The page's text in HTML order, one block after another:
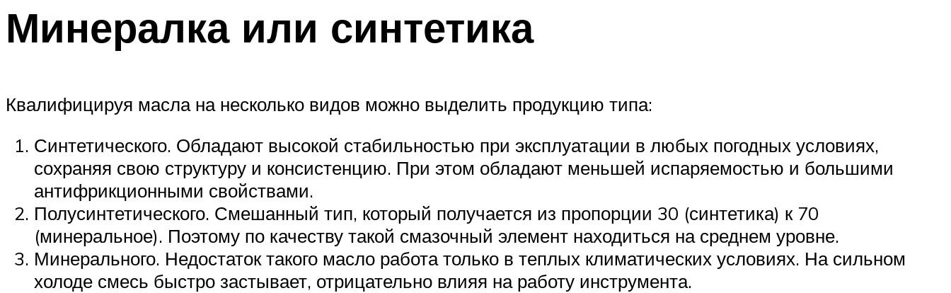
Минералка или синтетика
Квалифицируя масла на несколько видов можно выделить продукцию типа:
Синтетического. Обладают высокой стабильностью при эксплуатации в любых погодных условиях,
сохраняя свою структуру и консистенцию. При этом обладают меньшей испаряемостью и большими
антифрикционными свойствами.
Полусинтетического. Смешанный тип, который получается из пропорции 30 (синтетика) к 70
(минеральное). Поэтому по качеству такой смазочный элемент находиться на среднем уровне.
Минерального. Недостаток такого масло работа только в теплых климатических условиях. На сильном
холоде смесь быстро застывает, отрицательно влияя на работу инструмента.